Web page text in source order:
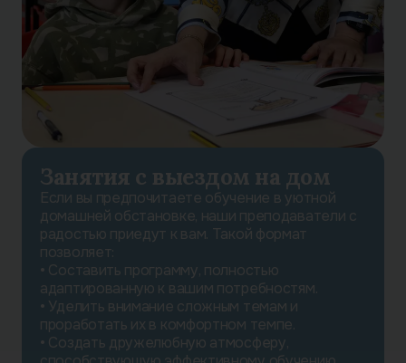
Занятия с выездом на дом
Если вы предпочитаете обучение в уютной
домашней обстановке, наши преподаватели с
радостью приедут к вам. Такой формат
позволяет:
• Составить программу, полностью
адаптированную к вашим потребностям.
• Уделить внимание сложным темам и
проработать их в комфортном темпе.
• Создать дружелюбную атмосферу,